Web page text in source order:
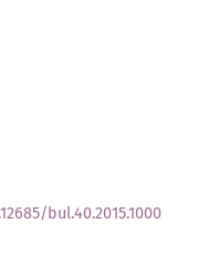
bul.40.2015.1000